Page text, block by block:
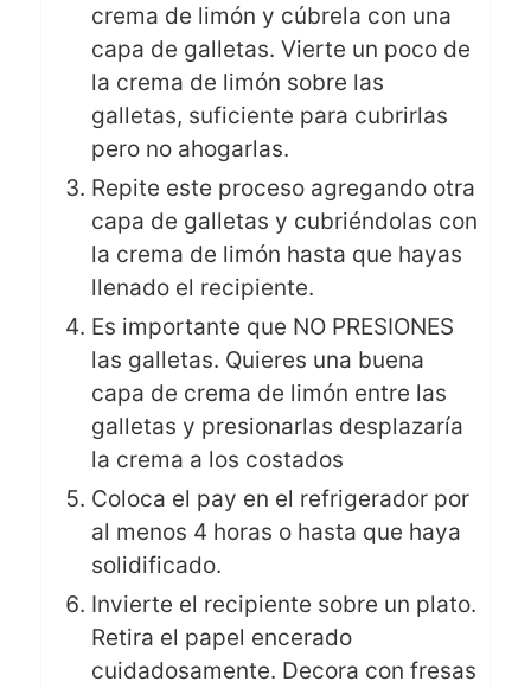
crema de limón y cúbrela con una
capa de galletas. Vierte un poco de
la crema de limón sobre las
galletas, suficiente para cubrirlas
pero no ahogarlas.
Repite este proceso agregando otra
capa de galletas y cubriéndolas con
la crema de limón hasta que hayas
llenado el recipiente.
Es importante que NO PRESIONES
las galletas. Quieres una buena
capa de crema de limón entre las
galletas y presionarlas desplazaría
la crema a los costados
Coloca el pay en el refrigerador por
al menos 4 horas o hasta que haya
solidificado.
Invierte el recipiente sobre un plato.
Retira el papel encerado
cuidadosamente. Decora con fresas